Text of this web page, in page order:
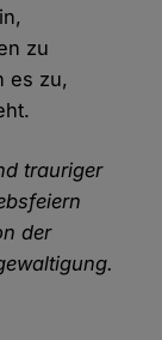
zu
es zu,
trauriger
der